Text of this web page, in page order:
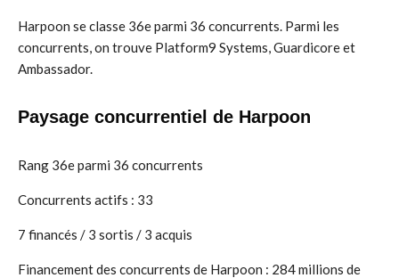
Harpoon se classe 36e parmi 36 concurrents. Parmi les
concurrents, on trouve Platform9 Systems, Guardicore et
Ambassador.
Paysage concurrentiel de Harpoon
Rang 36e parmi 36 concurrents
Concurrents actifs : 33
7 financés / 3 sortis / 3 acquis
Financement des concurrents de Harpoon : 284 millions de